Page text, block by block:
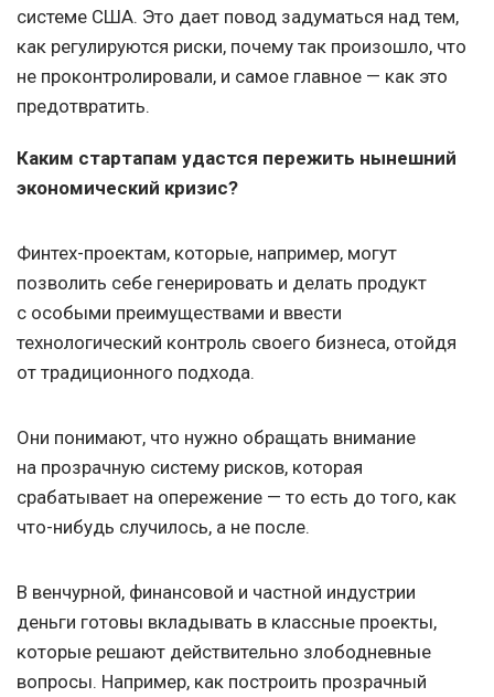
системе США. Это дает повод задуматься над тем,
как регулируются риски, почему так произошло, что
не проконтролировали, и самое главное — как это
предотвратить.
Каким стартапам удастся пережить нынешний
экономический кризис?
Финтех-проектам, которые, например, могут
позволить себе генерировать и делать продукт
с особыми преимуществами и ввести
технологический контроль своего бизнеса, отойдя
от традиционного подхода.
Они понимают, что нужно обращать внимание
на прозрачную систему рисков, которая
срабатывает на опережение — то есть до того, как
что-нибудь случилось, а не после.
В венчурной, финансовой и частной индустрии
деньги готовы вкладывать в классные проекты,
которые решают действительно злободневные
вопросы. Например, как построить прозрачный